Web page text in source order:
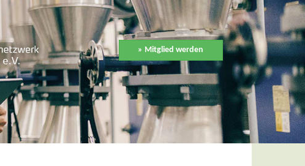
» Mitglied werden